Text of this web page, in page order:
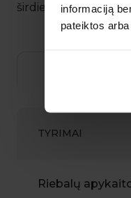
informaciją
pateiktos
širdies ir
TYRIMAI
Riebalų